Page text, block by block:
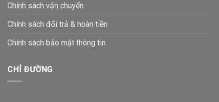
Chính sách vận chuyển
Chính sách đổi trả & hoàn tiền
Chính sách bảo mật thông tin
CHỈ ĐƯỜNG